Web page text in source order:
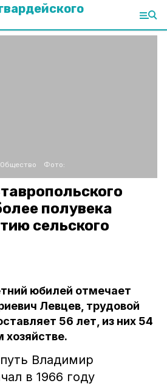
Общество Фото:
полувека
сельского
юбилей отмечает
Левцев, трудовой
56 лет, из них 54
хозяйстве.
Владимир
в 1966 году